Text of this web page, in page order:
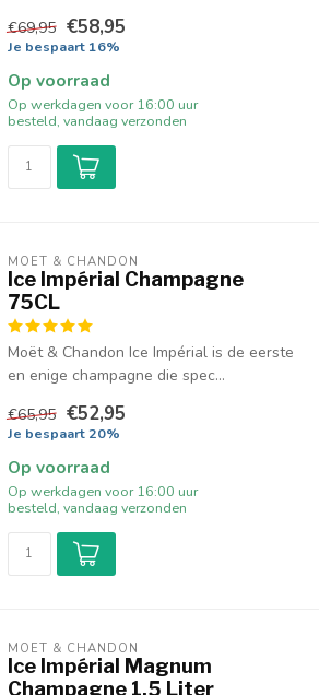
€69,95 €58,95
Je bespaart 16%
Op voorraad
Op werkdagen voor 16:00 uur
besteld, vandaag verzonden
MOËT & CHANDON
Ice Impérial Champagne
75CL
Moët & Chandon Ice Impérial is de eerste
en enige champagne die spec...
€65,95 €52,95
Je bespaart 20%
Op voorraad
Op werkdagen voor 16:00 uur
besteld, vandaag verzonden
MOËT & CHANDON
Ice Impérial Magnum
Champagne 1,5 Liter